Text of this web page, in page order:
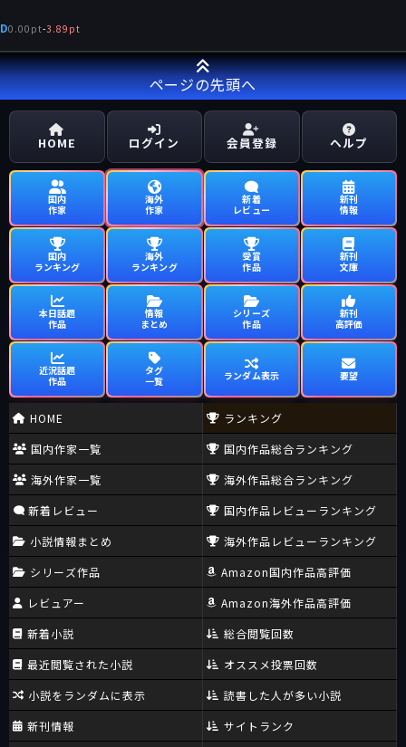
D0.00pt-3.89pt
ページの先頭へ
HOME ログイン 会員登録 ヘルプ
国内
作家
海外
作家
新着
レビュー
新刊
情報
国内
ランキング
海外
ランキング
受賞
作品
新刊
文庫
本日話題
作品
情報
まとめ
シリーズ
作品
新刊
高評価
近況話題
作品
タグ
一覧
ランダム表示 要望
HOME
国内作家一覧
海外作家一覧
新着レビュー
小説情報まとめ
シリーズ作品
レビュアー
新着小説
最近閲覧された小説
小説をランダムに表示
新刊情報
ランキング
国内作品総合ランキング
海外作品総合ランキング
国内作品レビューランキング
海外作品レビューランキング
Amazon国内作品高評価
Amazon海外作品高評価
総合閲覧回数
オススメ投票回数
読書した人が多い小説
サイトランク